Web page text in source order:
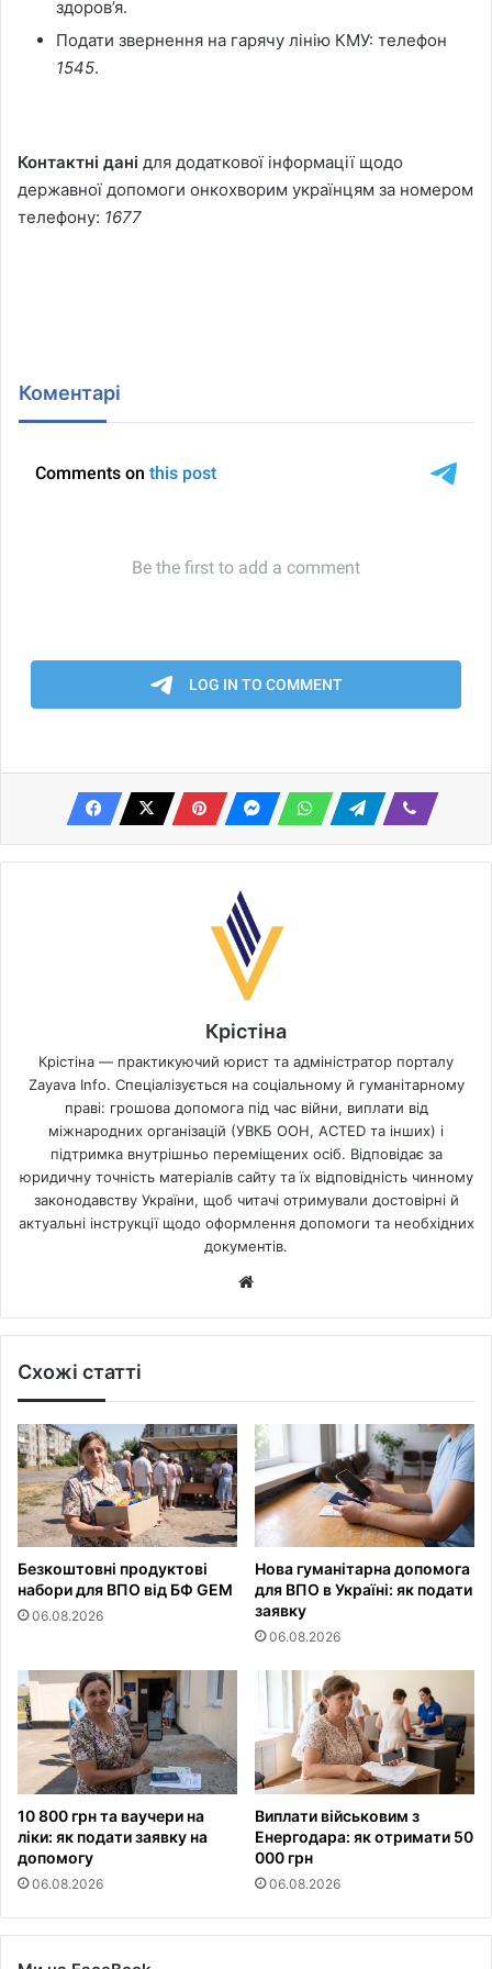
здоров’я.
Подати звернення на гарячу лінію КМУ: телефон
1545.
Контактні дані для додаткової інформації щодо
державної допомоги онкохворим українцям за номером
телефону: 1677
Коментарі
Крістіна
Крістіна — практикуючий юрист та адміністратор порталу
Zayava Info. Спеціалізується на соціальному й гуманітарному
праві: грошова допомога під час війни, виплати від
міжнародних організацій (УВКБ ООН, ACTED та інших) і
підтримка внутрішньо переміщених осіб. Відповідає за
юридичну точність матеріалів сайту та їх відповідність чинному
законодавству України, щоб читачі отримували достовірні й
актуальні інструкції щодо оформлення допомоги та необхідних
документів.
Схожі статті
Безкоштовні продуктові
набори для ВПО від БФ GEM
06.08.2026
Нова гуманітарна допомога
для ВПО в Україні: як подати
заявку
06.08.2026
10 800 грн та ваучери на
ліки: як подати заявку на
допомогу
06.08.2026
Виплати військовим з
Енергодара: як отримати 50
000 грн
06.08.2026